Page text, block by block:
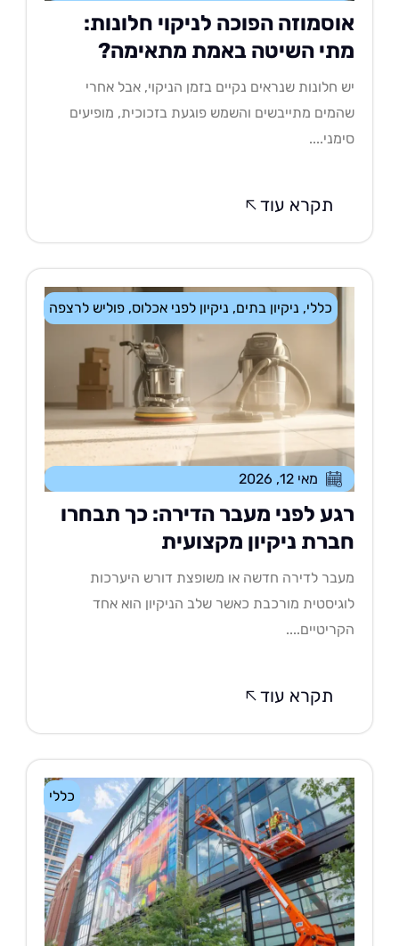
הפוכה לניקוי חלונות:
השיטה באמת מתאימה?
חלונות שנראים נקיים בזמן הניקוי, אבל אחרי
מתייבשים והשמש פוגעת בזכוכית, מופיעים
תקרא עוד
ניקיון בתים,ניקיון לפני אכלוס,פוליש לרצפה
מאי 12, 2026
לפני מעבר הדירה: כך תבחרו
ניקיון מקצועית
לדירה חדשה או משופצת דורש היערכות
מורכבת כאשר שלב הניקיון הוא אחד
תקרא עוד
כללי